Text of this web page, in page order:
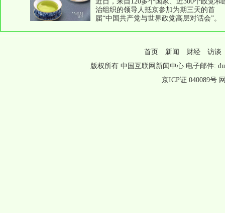
首页 新闻 财经
访谈
版权所有 中国互联网新闻中心 电子邮件:
京ICP证 040089号